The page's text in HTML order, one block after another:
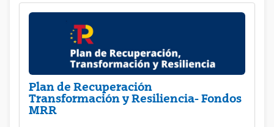
Plan de Recuperación
Transformación y Resiliencia- Fondos
MRR